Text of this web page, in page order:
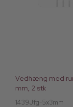
Vedhæng med
mm, 2 stk
1439Jfg-5x3mm